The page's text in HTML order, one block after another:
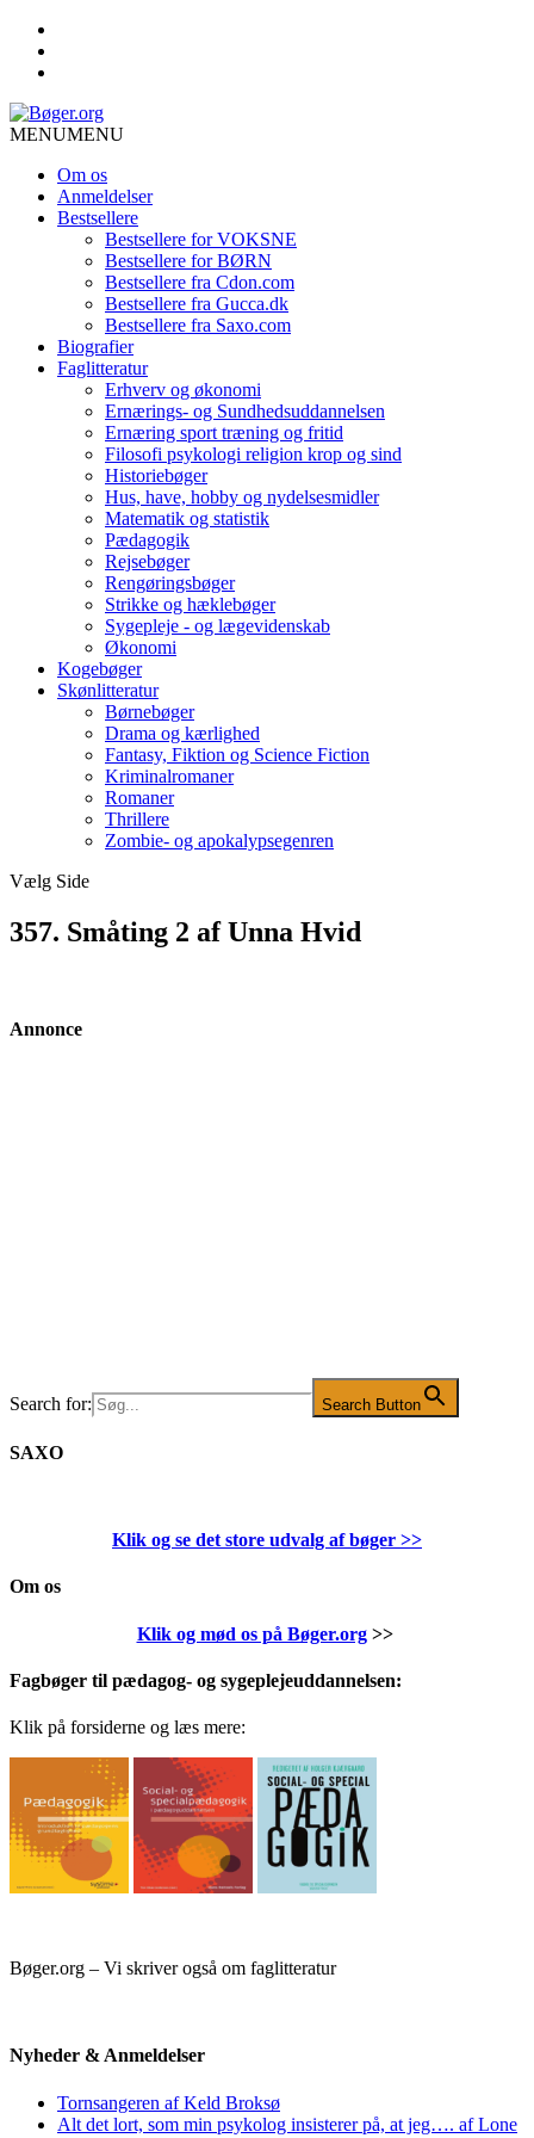
MENUMENU
Om os
Anmeldelser
Bestsellere
Bestsellere for VOKSNE
Bestsellere for BØRN
Bestsellere fra Cdon.com
Bestsellere fra Gucca.dk
Bestsellere fra Saxo.com
Biografier
Faglitteratur
Erhverv og økonomi
Ernærings- og Sundhedsuddannelsen
Ernæring sport træning og fritid
Filosofi psykologi religion krop og sind
Historiebøger
Hus, have, hobby og nydelsesmidler
Matematik og statistik
Pædagogik
Rejsebøger
Rengøringsbøger
Strikke og hæklebøger
Sygepleje - og lægevidenskab
Økonomi
Kogebøger
Skønlitteratur
Børnebøger
Drama og kærlighed
Fantasy, Fiktion og Science Fiction
Kriminalromaner
Romaner
Thrillere
Zombie- og apokalypsegenren
Vælg Side
357. Småting 2 af Unna Hvid
Annonce
Search for: Search Button
SAXO
Klik og se det store udvalg af bøger >>
Om os
Klik og mød os på Bøger.org>>
Fagbøger til pædagog- og sygeplejeuddannelsen:
Klik på forsiderne og læs mere:
Bøger.org – Vi skriver også om faglitteratur
Nyheder & Anmeldelser
Tornsangeren af Keld Broksø
Alt det lort, som min psykolog insisterer på, at jeg…. af Lone